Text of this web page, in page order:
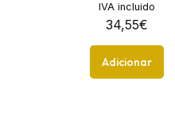
34,55€
IVA incluido
Adicionar